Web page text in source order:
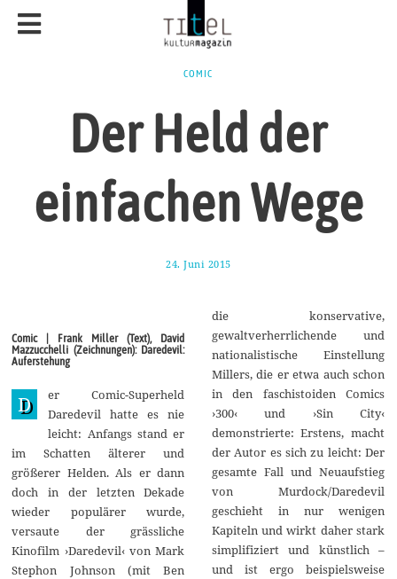
COMIC
Der Held der
einfachen Wege
24. Juni 2015
i
2
0
1
5
Comic | Frank Miller (Text), David
Mazzucchelli (Zeichnungen): Daredevil:
Auferstehung
D
er Comic-Superheld
Daredevil hatte es nie
leicht: Anfangs stand er
im Schatten älterer und
größerer Helden. Als er dann
doch in der letzten Dekade
wieder populärer wurde,
versaute der grässliche
Kinofilm ›Daredevil‹ von Mark
Stephon Johnson (mit Ben
die konservative,
gewaltverherrlichende und
nationalistische Einstellung
Millers, die er etwa auch schon
in den faschistoiden Comics
›300‹ und ›Sin City‹
demonstrierte: Erstens, macht
der Autor es sich zu leicht: Der
gesamte Fall und Neuaufstieg
von Murdock/Daredevil
geschieht in nur wenigen
Kapiteln und wirkt daher stark
simplifiziert und künstlich –
und ist ergo beispielsweise